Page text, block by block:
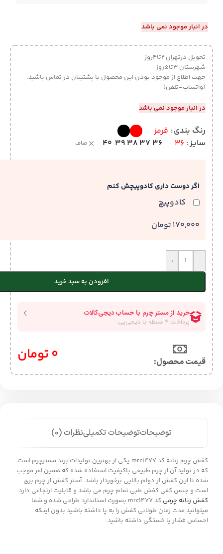
در انبار موجود نمی باشد
تحویل درتهران 2تا4روز
شهرستان 3تا5روز
جهت اطلاع از موجود بودن این محصول با پشتیبان در تماس باشید.
(واتساپ-تلفن)
در انبار موجود نمی باشد
رنگ بندی قرمز
سایز 36
36
37
38
39
40 صاف
اگر دوست داری کادوپیچش کنم
کادوپیچ
170,000 تومان
-
+
افزودن به سبد خرید
قیمت محصول:​ 0 تومان
توضیحاتتوضیحات تکمیلینظرات (0)
کفش چرم زنانه کد mrc1477 یکی از بهترین تولیدات برند مسترچرم است
که در تولید آن از چرم طبیعی باکیفیت استفاده شده که همین امر موجب
شده تا این کفش از دوام بالایی برخوردار باشد. آستر کفش از چرم بزی
است و جنس کفی کفش طبی تمام چرم می باشد و قابلیت ارتجاعی دارد.
کفش زنانه چرمی
کد mrc1477 بصورت استاندارد طراحی شده و شما
میتوانید مدت زمان طولانی کفش را به پا داشته باشید بدون اینکه
احساس فشار یا خستگی داشته باشید.